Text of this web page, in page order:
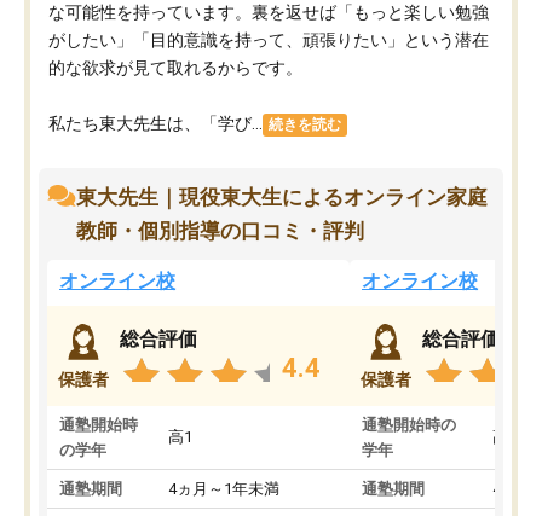
な可能性を持っています。裏を返せば「もっと楽しい勉強
がしたい」「目的意識を持って、頑張りたい」という潜在
的な欲求が見て取れるからです。
私たち東大先生は、「学び... 続きを読む
東大先生｜現役東大生によるオンライン家庭
教師・個別指導の口コミ・評判
オンライン校
保護者
総合評価
4.4
通塾開始時
の学年
高1
通塾期間 4ヵ月～1年未満
オンライン校
保護者
総合評価
通塾開始時の
学年
高3
通塾期間 4ヵ月